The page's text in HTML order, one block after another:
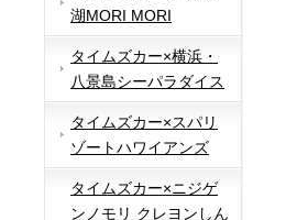
湖MORI MORI
タイムズカー×横浜・
八景島シーパラダイス
タイムズカー×スパリ
ゾートハワイアンズ
タイムズカー×ニジゲ
ンノモリ クレヨンしん